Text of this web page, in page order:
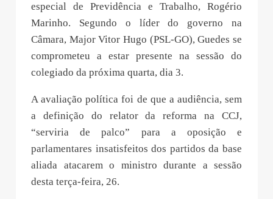
especial de Previdência e Trabalho, Rogério
Marinho. Segundo o líder do governo na
Câmara, Major Vitor Hugo (PSL-GO), Guedes se
comprometeu a estar presente na sessão do
colegiado da próxima quarta, dia 3.
A avaliação política foi de que a audiência, sem
a definição do relator da reforma na CCJ,
“serviria de palco” para a oposição e
parlamentares insatisfeitos dos partidos da base
aliada atacarem o ministro durante a sessão
desta terça-feira, 26.